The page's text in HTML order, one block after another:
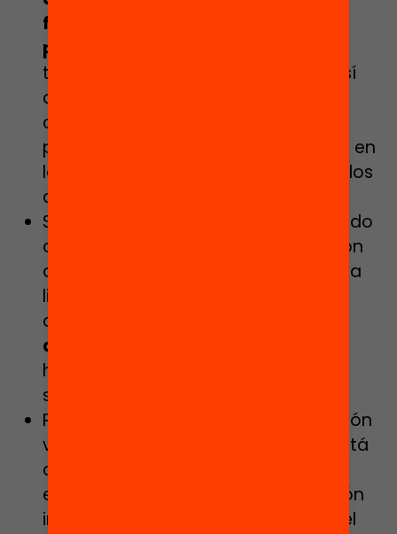
finalizado la formación inicial del
profesorado
titulación oficial correspondiente, así
como la licencia o el permiso
correspondientes para enseñar, el
propósito del programa se centrará en
la
de los
docentes.
Si el programa de inducción va dirigido
al nuevo profesorado, ya en posesión
del título pero que no dispone de una
licencia para enseñar, la inducción
deberá tener
acreditativo
habilidades docentes y la decisión
sobre la entrada en la profesión.
Por último, si el programa de inducción
va dirigido al profesorado que no está
calificado ni tiene licencia para
enseñar, la división entre la formación
inicial y la inducción se desdibuja y el